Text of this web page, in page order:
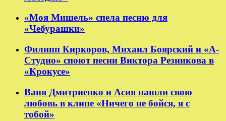
«Моя Мишель» спела песню для
«Чебурашки»
Филипп Киркоров, Михаил Боярский и «А-
Студио» споют песни Виктора Резникова в
«Крокусе»
Ваня Дмитриенко и Асия нашли свою
любовь в клипе «Ничего не бойся, я с
тобой»